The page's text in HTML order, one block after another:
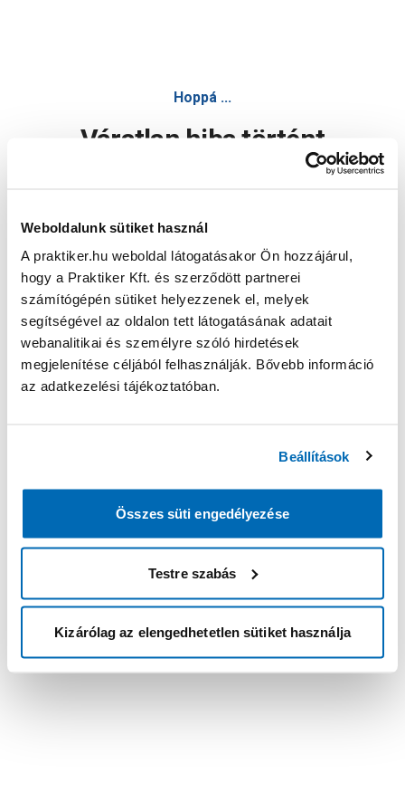
Weboldalunk sütiket használ
A praktiker.hu weboldal látogatásakor Ön hozzájárul,
hogy a Praktiker Kft. és szerződött partnerei
számítógépén sütiket helyezzenek el, melyek
segítségével az oldalon tett látogatásának adatait
webanalitikai és személyre szóló hirdetések
megjelenítése céljából felhasználják. Bővebb információ
az adatkezelési tájékoztatóban.
Beállítások
Összes süti engedélyezése
Testre szabás
Kizárólag az elengedhetetlen sütiket használja
Hoppá ...
Váratlan hiba történt
Oldal újratöltése